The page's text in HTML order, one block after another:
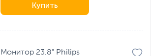
Купить
Монитор 23.8" Philips